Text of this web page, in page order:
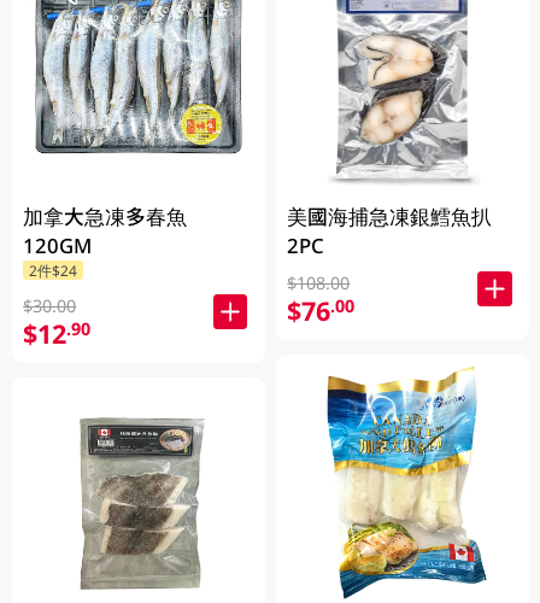
加拿大急凍多春魚
120GM
2件$24
$30.00
$12.90
美國海捕急凍銀鱈魚扒
2PC
$108.00
$76.00